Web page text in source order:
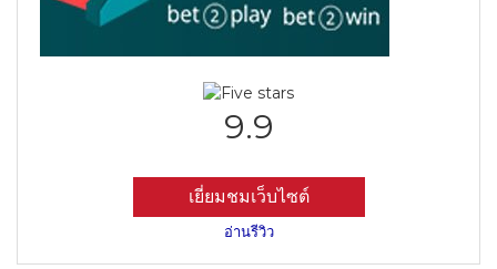
9.9
เยี่ยมชมเว็บไซต์
อ่านรีวิว